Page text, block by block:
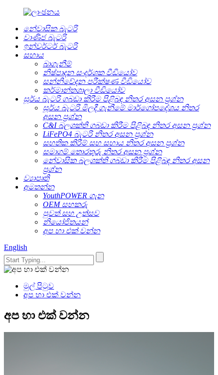
නේවාසික බැටරි
වාණිජ බැටරි
ඉන්වර්ටර් බැටරි
සහාය
බාගැනීම්
නිෂ්පාදන සංදර්ශක වීඩියෝව
සන්නිවේදන පරීක්ෂණ වීඩියෝව
කර්මාන්තශාලා වීඩියෝව
සූර්ය බැටරි ගබඩා කිරීම පිළිබඳ නිතර අසන ප්‍රශ්න
සූර්ය බැටරි මිලදී ගැනීමේ මාර්ගෝපදේශය නිතර
අසන ප්‍රශ්න
C&I බලශක්ති ගබඩා කිරීම පිළිබඳ නිතර අසන ප්‍රශ්න
LiFePO4 බැටරි නිතර අසන ප්‍රශ්න
සහතික කිරීම් සහ සහාය නිතර අසන ප්‍රශ්න
සමාගම් තොරතුරු නිතර අසන ප්‍රශ්න
නේවාසික බලශක්ති ගබඩා කිරීම පිළිබඳ නිතර අසන
ප්‍රශ්න
ව්‍යාපෘති
අමතන්න
YouthPOWER ගැන
OEM සහකරු
පුවත් සහ උත්සව
නියෝජිතයන්
අප හා එක් වන්න
English
මුල් පිටුව
අප හා එක් වන්න
අප හා එක් වන්න